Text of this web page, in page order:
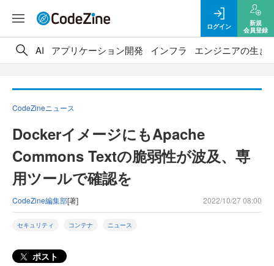
ログイン
新規
会員登録
AI アプリケーション開発 インフラ エンジニアの生き
CodeZineニュース
DockerイメージにもApache
Commons Textの脆弱性が波及、専
用ツールで確認を
CodeZine編集部[著] 2022/10/27 08:00
セキュリティ コンテナ ニュース
ポスト